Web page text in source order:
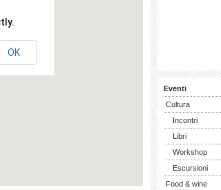
OK
Eventi
Cultura
Incontri
Libri
Workshop
Escursioni
Food & wine